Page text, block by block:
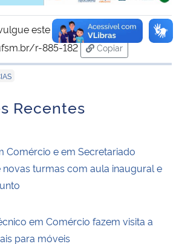
este conteúdo:
r-885-182
Copiar
para área de
Recentes
Comércio e em Secretariado
turmas com aula inaugural e
em Comércio fazem visita a
para móveis